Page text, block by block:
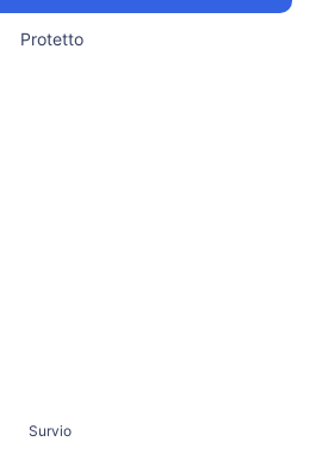
Protetto
Survio